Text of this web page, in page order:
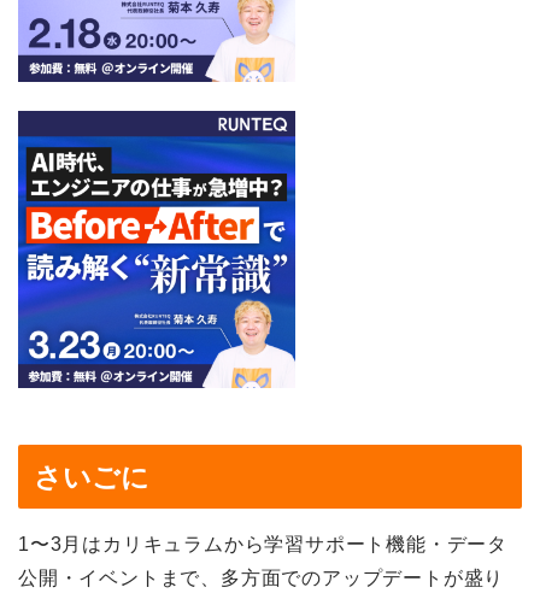
さいごに
1〜3月はカリキュラムから学習サポート機能・データ
公開・イベントまで、多方面でのアップデートが盛り